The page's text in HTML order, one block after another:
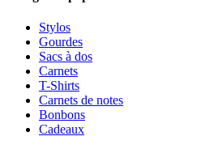
Stylos
Gourdes
Sacs à dos
Carnets
T-Shirts
Carnets de notes
Bonbons
Cadeaux